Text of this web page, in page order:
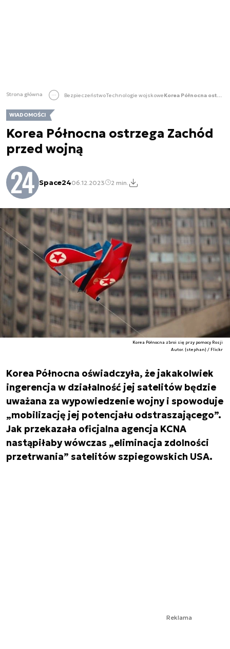
Strona główna BezpieczeństwoTechnologie wojskowe Korea Północna ostrzega Zachód przed wojną
WIADOMOŚCI
Korea Północna ostrzega Zachód
przed wojną
Space2406.12.2023 2 min.
Korea Północna zbroi się przy pomocy Rosji
Autor. {stephan} / Flickr
Korea Północna oświadczyła, że jakakolwiek
ingerencja w działalność jej satelitów będzie
uważana za wypowiedzenie wojny i spowoduje
„mobilizację jej potencjału odstraszającego”.
Jak przekazała oficjalna agencja KCNA
nastąpiłaby wówczas „eliminacja zdolności
przetrwania” satelitów szpiegowskich USA.
Reklama